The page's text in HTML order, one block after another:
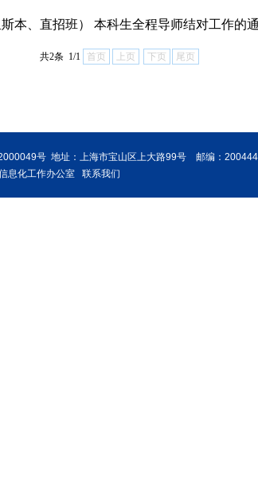
本、直招班） 本科生全程导师结对工作的
共2条 1/1 首页 上页 下页 尾页
号 地址：上海市宝山区上大路99号 邮编：
息化工作办公室 联系我们